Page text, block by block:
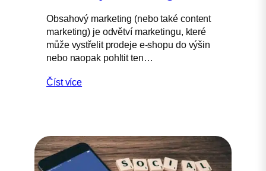
Obsahový marketing (nebo také content
marketing) je odvětví marketingu, které
může vystřelit prodeje e-shopu do výšin
nebo naopak pohltit ten…
Číst více